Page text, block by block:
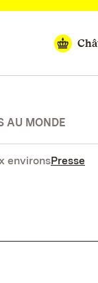
AU MONDE
environsPresse